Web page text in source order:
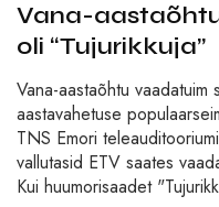
Vana-
oli “Tujurikkuja”
Vana-aastaõhtu
aastavahetuse
TNS Emori
vallutasid ETV saates
Kui huumorisaadet